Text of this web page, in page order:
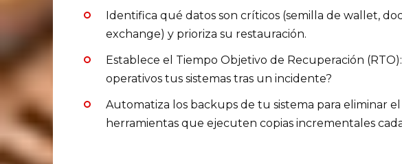
Identifica qué datos son críticos (semilla de wallet,
exchange) y prioriza su restauración.
Establece el Tiempo Objetivo de Recuperación
operativos tus sistemas tras un incidente?
Automatiza los backups de tu sistema para eliminar
herramientas que ejecuten copias incrementales